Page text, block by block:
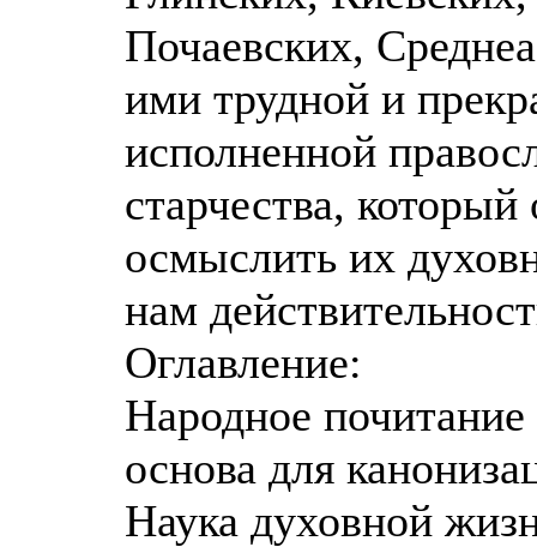
Почаевских,
ими трудной и
исполненной
старчества,
осмыслить их
нам
Оглавление:
Народное
основа для
Наука духовной